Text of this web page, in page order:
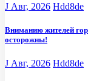
J Авг, 2026 Hdd8de
Вниманию жителей
осторожны!
J Авг, 2026 Hdd8de